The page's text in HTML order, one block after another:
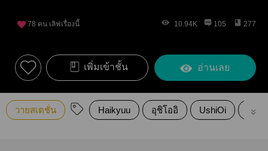
78 คน เลิฟเรื่องนี้ 10.94K 105 277
เพิ่มเข้าชั้น อ่านเลย
วายสเตชั่น Haikyuu อุชิโออิ UshiOi ไฮคิว